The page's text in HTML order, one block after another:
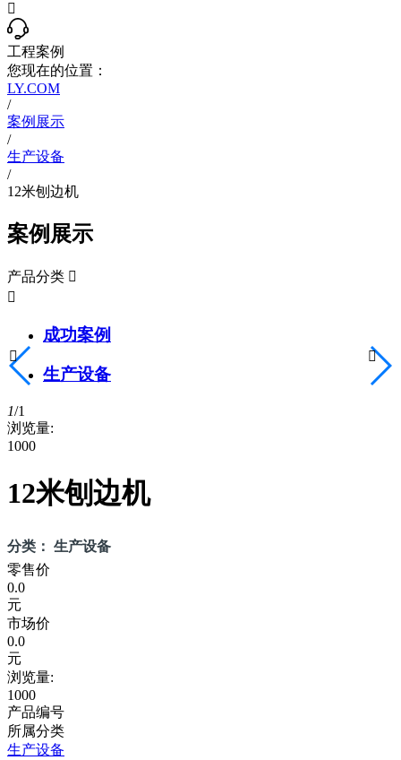

工程案例
您现在的位置：
LY.COM
/
案例展示
/
生产设备
/
12米刨边机
案例展示
产品分类 

成功案例
生产设备
1/1
浏览量:
1000
12米刨边机
分类： 生产设备
零售价
0.0
元
市场价
0.0
元
浏览量:
1000
产品编号
所属分类
生产设备
 